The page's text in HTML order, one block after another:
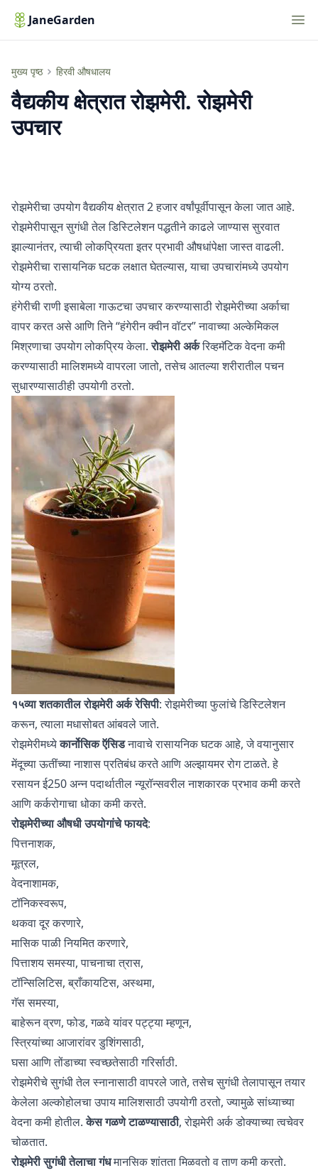
JaneGarden
मुख्य पृष्ठ हिरवी औषधालय
वैद्यकीय क्षेत्रात रोझमेरी. रोझमेरी उपचार
वैद्यकीय क्षेत्रात रोझमेरी. रोझमेरी
उपचार
रोझमेरीचा उपयोग वैद्यकीय क्षेत्रात 2 हजार वर्षांपूर्वीपासून केला जात आहे.
रोझमेरीपासून सुगंधी तेल डिस्टिलेशन पद्धतीने काढले जाण्यास सुरवात
झाल्यानंतर, त्याची लोकप्रियता इतर प्रभावी औषधांपेक्षा जास्त वाढली.
रोझमेरीचारासायनिक घटकलक्षात घेतल्यास, याचा उपचारांमध्ये उपयोग
योग्य ठरतो.
हंगेरीची राणी इसाबेला गाऊटचा उपचार करण्यासाठी रोझमेरीच्या अर्काचा
वापर करत असे आणि तिने “हंगेरीन क्वीन वॉटर” नावाच्या अल्केमिकल
मिश्रणाचा उपयोग लोकप्रिय केला.रोझमेरी अर्करिव्हमॅटिक वेदना कमी
करण्यासाठी मालिशमध्ये वापरला जातो, तसेच आतल्या शरीरातील पचन
सुधारण्यासाठीही उपयोगी ठरतो.
१५व्या शतकातील रोझमेरी अर्क रेसिपी: रोझमेरीच्या फुलांचे डिस्टिलेशन
करून, त्याला मधासोबत आंबवले जाते.
रोझमेरीमध्येकार्नोसिक ऍसिडनावाचे रासायनिक घटक आहे, जे वयानुसार
मेंदूच्या ऊतींच्या नाशास प्रतिबंध करते आणि अल्झायमर रोग टाळते. हे
रसायन ई250 अन्न पदार्थातील न्यूरॉन्सवरील नाशकारक प्रभाव कमी करते
आणि कर्करोगाचा धोका कमी करते.
रोझमेरीच्या औषधी उपयोगांचे फायदे:
पित्तनाशक,
मूत्रल,
वेदनाशामक,
टॉनिकस्वरूप,
थकवा दूर करणारे,
मासिक पाळी नियमित करणारे,
पित्ताशय समस्या, पाचनाचा त्रास,
टॉन्सिलिटिस, ब्राँकायटिस, अस्थमा,
गॅस समस्या,
बाहेरून व्रण, फोड, गळवे यांवर पट्ट्या म्हणून,
स्त्रियांच्या आजारांवर डुशिंगसाठी,
घसा आणि तोंडाच्या स्वच्छतेसाठी गरिर्साठी.
रोझमेरीचे सुगंधी तेलस्नानासाठी वापरले जाते, तसेच सुगंधी तेलापासून तयार
केलेला अल्कोहोलचा उपाय मालिशसाठी उपयोगी ठरतो, ज्यामुळे सांध्याच्या
वेदना कमी होतील.केस गळणे टाळण्यासाठी, रोझमेरी अर्क डोक्याच्या त्वचेवर
चोळतात.
रोझमेरी सुगंधी तेलाचा गंधमानसिक शांतता मिळवतो व ताण कमी करतो.